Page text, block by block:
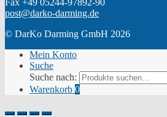
Fax +49 05244-97892-90
post@darko-darming.de
© DarKo Darming GmbH 2026
Mein Konto
Suche
Suche nach:
Warenkorb 0